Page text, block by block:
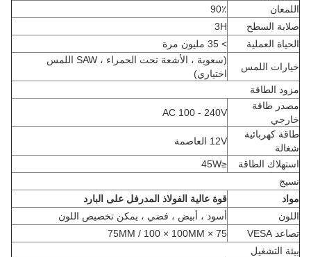
اللمعان
90٪
صلابة السطح
3H
الحياة العملية
> 35 مليون مرة
خيارات اللمس
(سعوية ، الأشعة تحت الحمراء ، SAW اللمس
اختياري)
مزود الطاقة
مصدر طاقة
خارجي
AC 100 - 240V
طاقة كهربائية
شغالة
12V العاصمة
استهلاك الطاقة
≤45W
نسيج
مواد
قوة عالية الفولاذ المدرفل على البارد
اللون
أسود ، أبيض ، فضي ، يمكن تخصيص اللون
تصاعد VESA
75 × 75MM / 100 × 100MM
بيئة التشغيل